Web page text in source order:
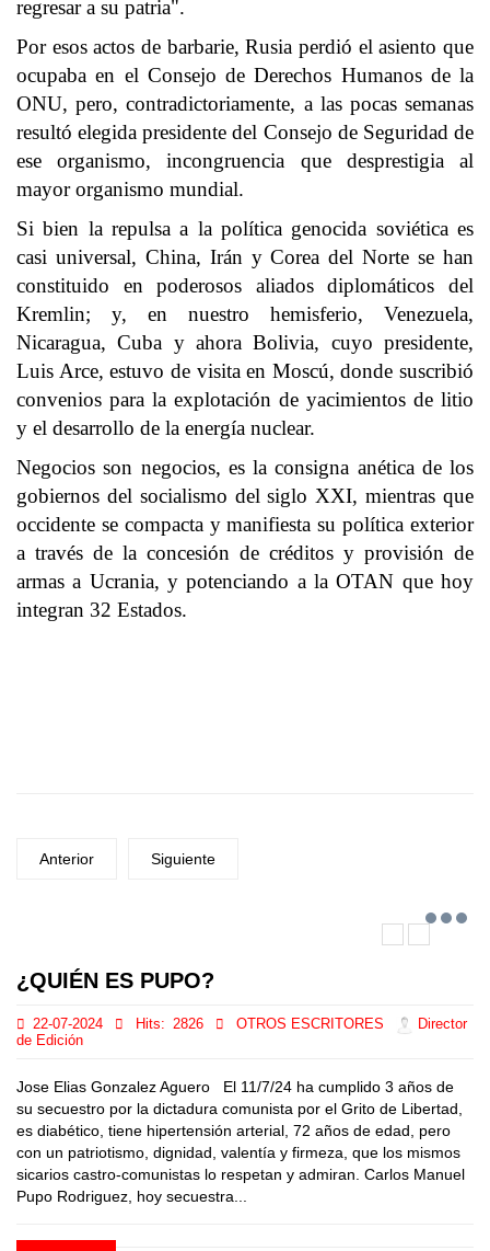
regresar a su patria".
Por esos actos de barbarie, Rusia perdió el asiento que
ocupaba en el Consejo de Derechos Humanos de la
ONU, pero, contradictoriamente, a las pocas semanas
resultó elegida presidente del Consejo de Seguridad de
ese organismo, incongruencia que desprestigia al
mayor organismo mundial.
Si bien la repulsa a la política genocida soviética es
casi universal, China, Irán y Corea del Norte se han
constituido en poderosos aliados diplomáticos del
Kremlin; y, en nuestro hemisferio, Venezuela,
Nicaragua, Cuba y ahora Bolivia, cuyo presidente,
Luis Arce, estuvo de visita en Moscú, donde suscribió
convenios para la explotación de yacimientos de litio
y el desarrollo de la energía nuclear.
Negocios son negocios, es la consigna anética de los
gobiernos del socialismo del siglo XXI, mientras que
occidente se compacta y manifiesta su política exterior
a través de la concesión de créditos y provisión de
armas a Ucrania, y potenciando a la OTAN que hoy
integran 32 Estados.
Anterior Siguiente
¿QUIÉN ES PUPO?
22-07-2024 Hits: 2826 OTROS ESCRITORES
Director
de Edición
Jose Elias Gonzalez Aguero El 11/7/24 ha cumplido 3 años de
su secuestro por la dictadura comunista por el Grito de Libertad,
es diabético, tiene hipertensión arterial, 72 años de edad, pero
con un patriotismo, dignidad, valentía y firmeza, que los mismos
sicarios castro-comunistas lo respetan y admiran. Carlos Manuel
Pupo Rodriguez, hoy secuestra...